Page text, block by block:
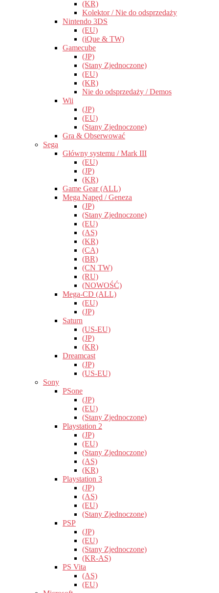
(KR)
Kolektor / Nie do odsprzedaży
Nintendo 3DS
(EU)
(iQue & TW)
Gamecube
(JP)
(Stany Zjednoczone)
(EU)
(KR)
Nie do odsprzedaży / Demos
Wii
(JP)
(EU)
(Stany Zjednoczone)
Gra & Obserwować
Sega
Główny systemu / Mark III
(EU)
(JP)
(KR)
Game Gear (ALL)
Mega Napęd / Geneza
(JP)
(Stany Zjednoczone)
(EU)
(AS)
(KR)
(CA)
(BR)
(CN TW)
(RU)
(NOWOŚĆ)
Mega-CD (ALL)
(EU)
(JP)
Saturn
(US-EU)
(JP)
(KR)
Dreamcast
(JP)
(US-EU)
Sony
PSone
(JP)
(EU)
(Stany Zjednoczone)
Playstation 2
(JP)
(EU)
(Stany Zjednoczone)
(AS)
(KR)
Playstation 3
(JP)
(AS)
(EU)
(Stany Zjednoczone)
PSP
(JP)
(EU)
(Stany Zjednoczone)
(KR-AS)
PS Vita
(AS)
(EU)